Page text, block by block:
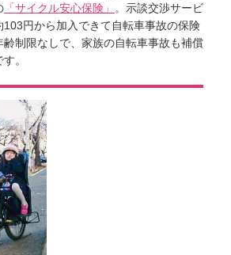
「サイクル安心保険」
。示談交渉サービ
103円から加入できて自転車事故の保険
制限なしで、家族の自転車事故も補償
。